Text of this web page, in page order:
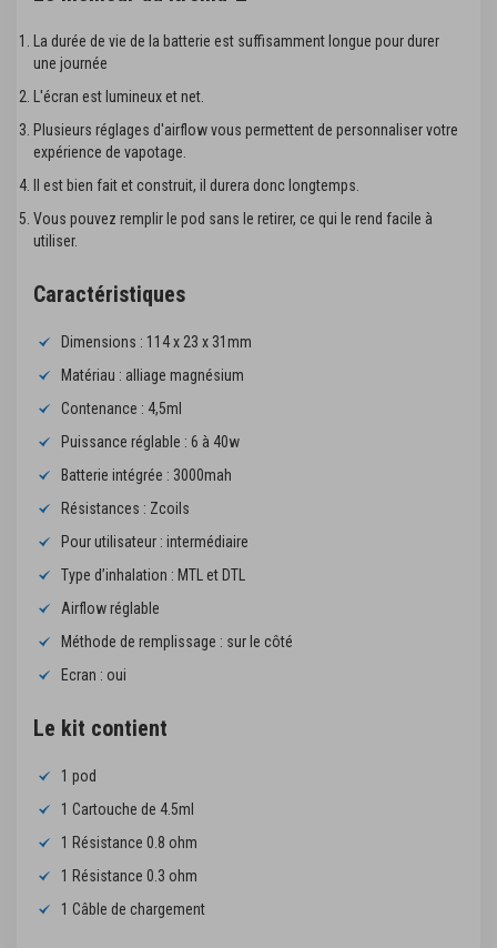
La durée de vie de la batterie est suffisamment longue pour durer
une journée
L'écran est lumineux et net.
Plusieurs réglages d'airflow vous permettent de personnaliser votre
expérience de vapotage.
Il est bien fait et construit, il durera donc longtemps.
Vous pouvez remplir le pod sans le retirer, ce qui le rend facile à
utiliser.
Caractéristiques
Dimensions : 114 x 23 x 31mm
Matériau : alliage magnésium
Contenance : 4,5ml
Puissance réglable : 6 à 40w
Batterie intégrée : 3000mah
Résistances : Zcoils
Pour utilisateur : intermédiaire
Type d’inhalation : MTL et DTL
Airflow réglable
Méthode de remplissage : sur le côté
Ecran : oui
Le kit contient
1 pod
1 Cartouche de 4.5ml
1 Résistance 0.8 ohm
1 Résistance 0.3 ohm
1 Câble de chargement